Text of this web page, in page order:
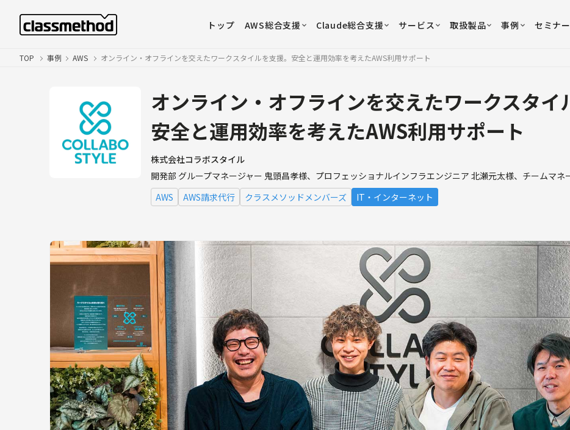
トップ AWS総合支援 Claude総合支援 サービス 取扱製品 事例 セミナー
TOP 事例 AWS オンライン・オフラインを交えたワークスタイルを支援。安全と運用効率を考えたAWS利用サポート
オンライン・オフラインを交えたワークスタイ
安全と運用効率を考えたAWS利用サポート
株式会社コラボスタイル
開発部 グループマネージャー 鬼頭昌孝様、プロフェッショナルインフラエンジニア 北瀬元太様、チームマ
AWS
AWS請求代行 クラスメソッドメンバーズ IT・インターネット